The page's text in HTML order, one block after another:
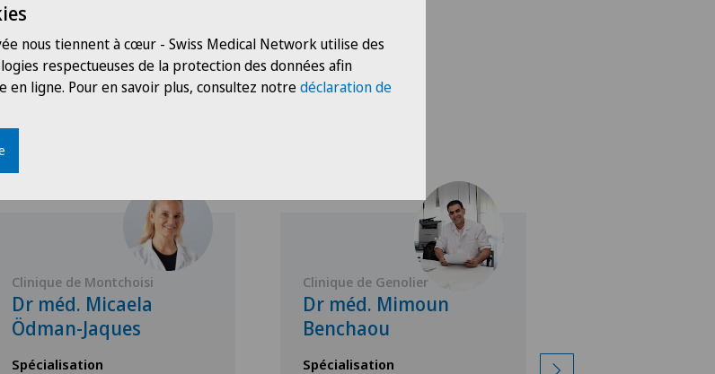
avec cette spécialisation
Clinique de Montchoisi
Dr méd. Micaela
Ödman-Jaques
Spécialisation
Clinique de Genolier
Dr méd. Mimoun
Benchaou
Spécialisation
nous tiennent à cœur - Swiss Medical Network utilise des
respectueuses de la protection des données afin
ligne. Pour en savoir plus, consultez notredéclaration de